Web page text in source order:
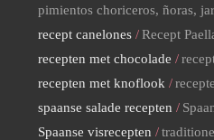
pimientos choriceros, ñoras,
recept canelones
Recept
recepten met chocolade
recepten met knoflook
spaanse salade recepten
Spaanse visrecepten